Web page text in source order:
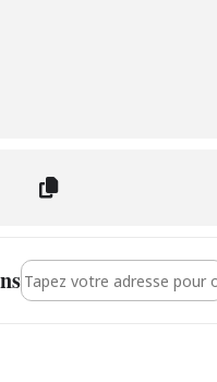
Address - Sam Wilkes & Sam